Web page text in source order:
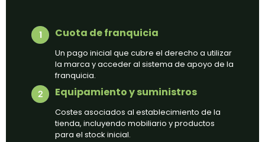
Cuota de franquicia
Un pago inicial que cubre el derecho a utilizar
la marca y acceder al sistema de apoyo de la
franquicia.
Equipamiento y suministros
Costes asociados al establecimiento de la
tienda, incluyendo mobiliario y productos
para el stock inicial.